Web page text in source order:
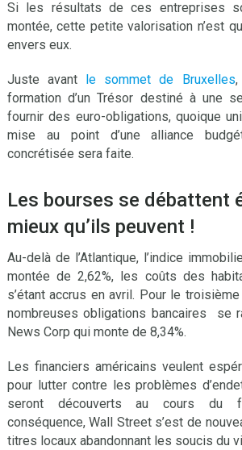
Si les résultats de ces entreprises
montée, cette petite valorisation n’est
envers eux.
Juste avant le sommet de Bruxelles
formation d’un Trésor destiné à une
fournir des euro-obligations, quoique
mise au point d’une alliance
concrétisée sera faite.
Les bourses se débattent
mieux qu’ils peuvent !
Au-delà de l’Atlantique, l’indice
montée de 2,62%, les coûts des
s’étant accrus en avril. Pour le
nombreuses obligations bancaires se
News Corp qui monte de 8,34%.
Les financiers américains veulent
pour lutter contre les problèmes
seront découverts au cours du
conséquence, Wall Street s’est de
titres locaux abandonnant les soucis du